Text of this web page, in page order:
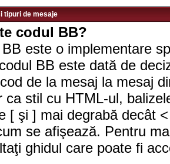
tipuri de mesaje
codul BB?
este o implementare
BB este dată de
de la mesaj la mesaj
ca stil cu HTML-ul,
[ şi ] mai degrabă decât
se afişează. Pentru
ghidul care poate fi